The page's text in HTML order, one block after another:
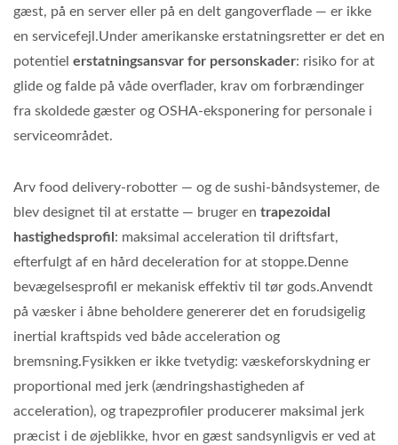
gæst, på en server eller på en delt gangoverflade — er ikke
en servicefejl.Under amerikanske erstatningsretter er det en
potentiel erstatningsansvar for personskader: risiko for at
glide og falde på våde overflader, krav om forbrændinger
fra skoldede gæster og OSHA-eksponering for personale i
serviceområdet.
Arv food delivery-robotter — og de sushi-båndsystemer, de
blev designet til at erstatte — bruger en trapezoidal
hastighedsprofil : maksimal acceleration til driftsfart,
efterfulgt af en hård deceleration for at stoppe.Denne
bevægelsesprofil er mekanisk effektiv til tør gods.Anvendt
på væsker i åbne beholdere genererer det en forudsigelig
inertial kraftspids ved både acceleration og
bremsning.Fysikken er ikke tvetydig: væskeforskydning er
proportional med jerk (ændringshastigheden af
acceleration), og trapezprofiler producerer maksimal jerk
præcist i de øjeblikke, hvor en gæst sandsynligvis er ved at